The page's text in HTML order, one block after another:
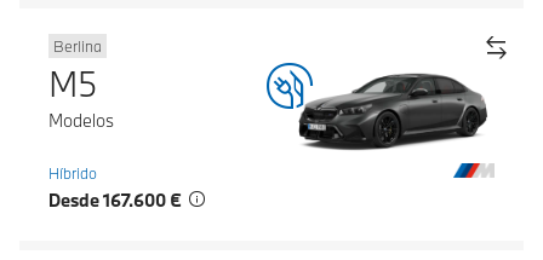
Berlina
M5
Modelos
Híbrido
Desde 167.600 €